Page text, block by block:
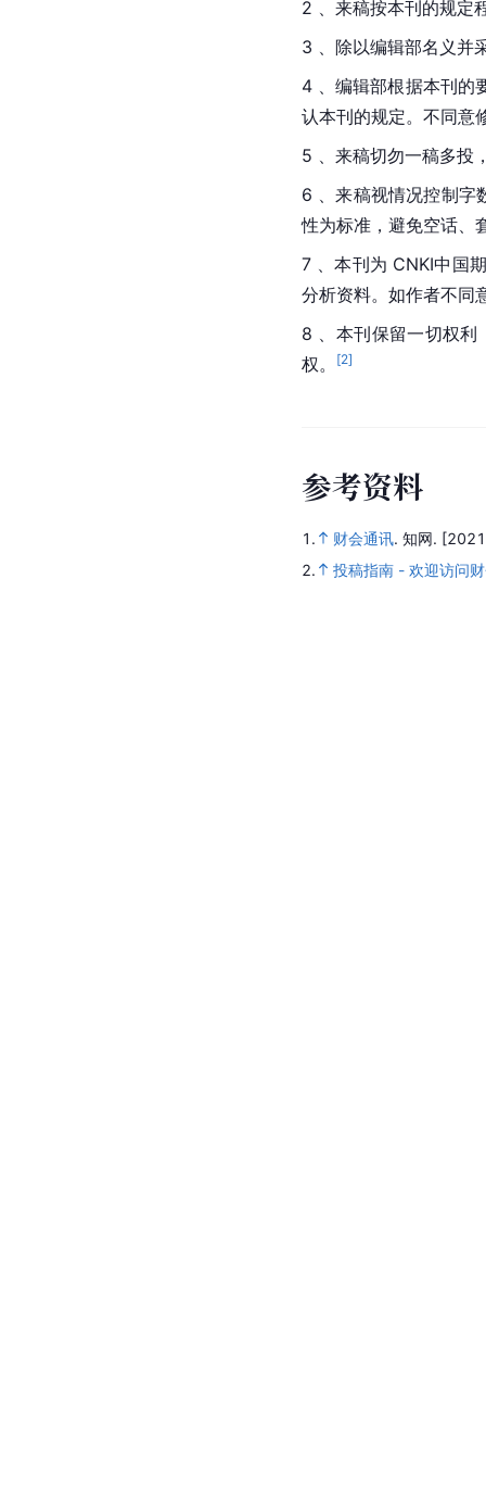
2 、来稿按本刊的规定
3 、除以编辑部名义并
4 、编辑部根据本刊的
认本刊的规定。不同意
5 、来稿切勿一稿多投
6 、来稿视情况控制字
性为标准，避免空话、
7 、本刊为 CNKI中国
分析资料。如作者不同
8 、本刊保留一切权利
权。
[2]
参考资料
1. 财会通讯. 知网.
2.
投稿指南 - 欢迎访问